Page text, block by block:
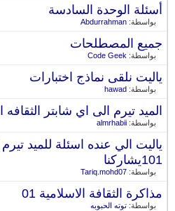
أسئلة الوحدة السادسة
بواسطة:Abdurrahman
جميع المصطلحات
بواسطة:Code Geek
ياليت نلقى نماذج اختبارات
بواسطة:hawad
الميد تيرم الى اي شابتر الثقافه
بواسطة:almrhabii
ياليت الي عنده اسئلة للميد تيرم
101يشاركنا
بواسطة:Tariq.mohd07
مذاكرة الثقافة الاسلامية 01
بواسطة:توته الحبوبه